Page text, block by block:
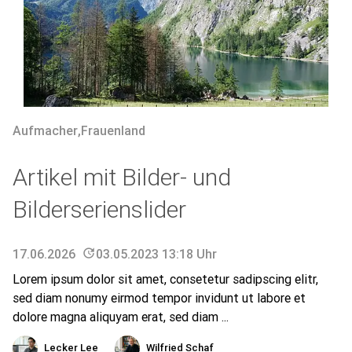
Aufmacher,Frauenland
Lecker Lee Wilfried Schaf
Artikel mit Bilder- und
Bilderserienslider
17.06.2026 update03.05.2023 13:18 Uhr
Lorem ipsum dolor sit amet, consetetur sadipscing elitr,
sed diam nonumy eirmod tempor invidunt ut labore et
dolore magna aliquyam erat, sed diam ...